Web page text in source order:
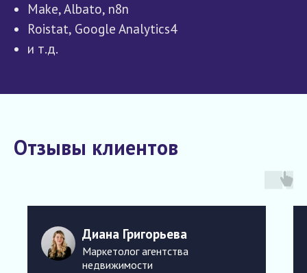
Make, Albato, n8n
Roistat, Google Analytics4
и т.д.
Отзывы клиентов
Диана Григорьева
Маркетолог агентства
недвижимости